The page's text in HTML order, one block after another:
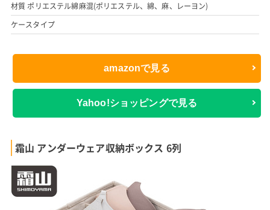
材質 ポリエステル綿麻混(ポリエステル、綿、麻、レーヨン)
ケースタイプ
amazonで見る
Yahoo!ショッピングで見る
霜山 アンダーウェア収納ボックス 6列